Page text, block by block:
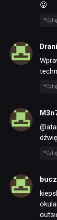
😛
Cytuj
Cytuj
Cytuj